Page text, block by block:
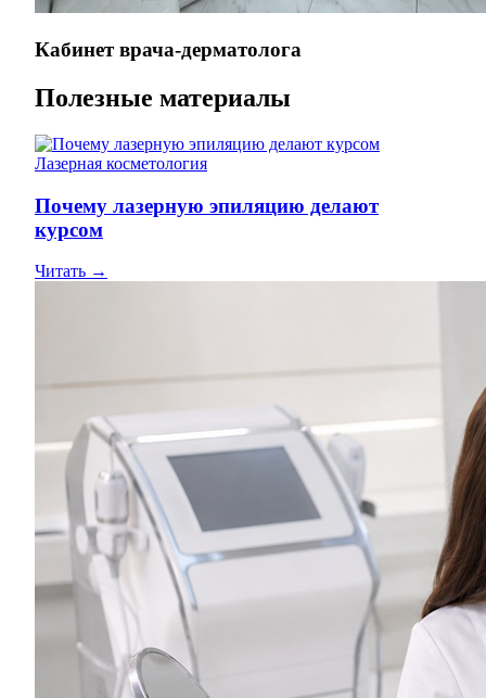
Кабинет врача-дерматолога
Полезные материалы
Лазерная косметология
Почему лазерную эпиляцию делают
курсом
Читать →